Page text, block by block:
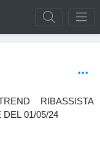
RIBASSISTA
DEL 01/05/24